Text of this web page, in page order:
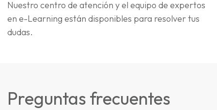
Nuestro centro de atención y el equipo de expertos
en e-Learning están disponibles para resolver tus
dudas.
Preguntas frecuentes